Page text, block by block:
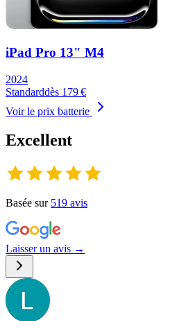
iPad Pro 13" M4
2024
Standarddès 179€
Voir le prix batterie
Excellent
Basée sur 519 avis
Laisser un avis →